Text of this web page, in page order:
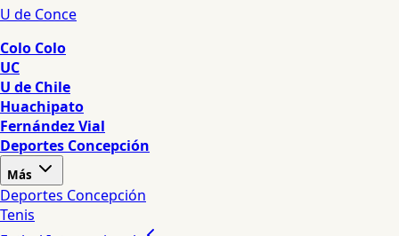
U de Conce
Colo Colo
UC
U de Chile
Huachipato
Fernández Vial
Deportes Concepción
Más
Deportes Concepción
Tenis